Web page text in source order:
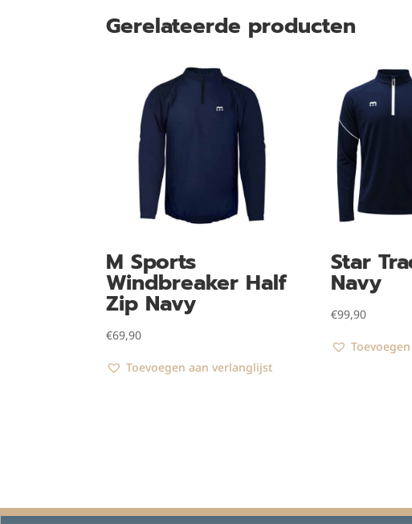
Gerelateerde producten
M Sports
Windbreaker Half
Zip Navy
€69,90
Toevoegen aan verlanglijst
Star
Navy
€99,90